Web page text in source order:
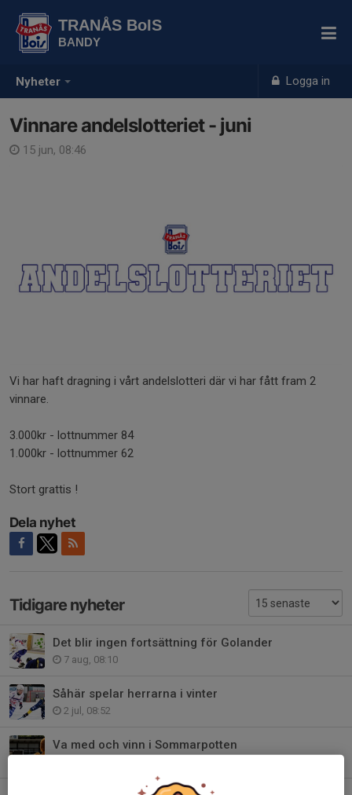
Nyheter Logga in
TRANÅS BoIS
BANDY
Vinnare andelslotteriet - juni
15 jun, 08:46
Vi har haft dragning i vårt andelslotteri där vi har fått fram 2
vinnare.
3.000kr - lottnummer 84
1.000kr - lottnummer 62
Stort grattis !
Dela nyhet
Tidigare nyheter
Det blir ingen fortsättning för Golander
7 aug, 08:10
Såhär spelar herrarna i vinter
2 jul, 08:52
Va med och vinn i Sommarpotten